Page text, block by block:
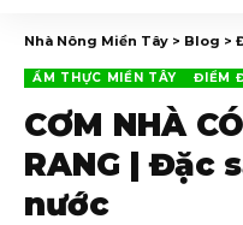
Nhà Nông Miền Tây > Blog >
ẨM THỰC MIỀN TÂY ĐIỂM
CƠM NHÀ
RANG | Đặc
nước